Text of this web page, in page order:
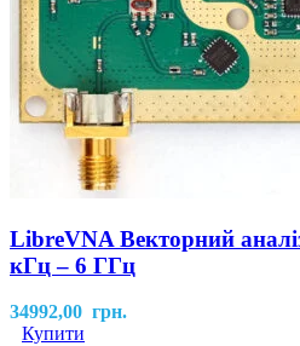
LibreVNA Векторний
кГц – 6 ГГц
34992,00 грн.
Купити